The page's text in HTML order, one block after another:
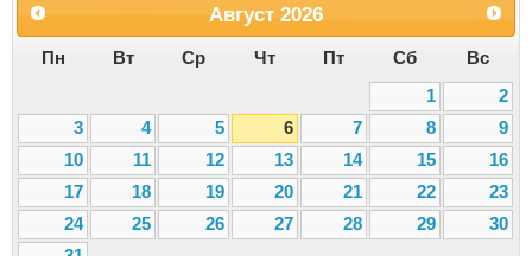
Август 2026
Пн Вт Ср Чт Пт Сб
Вс
1
2
3
4 5 6 7 8
9
10
11 12 13 14 15
16
17
18 19 20 21 22
23
24
25 26 27 28 29
30